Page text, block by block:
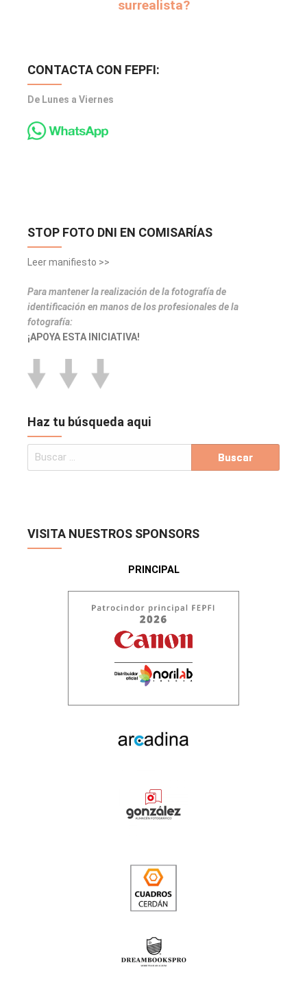
surrealista?
CONTACTA CON FEPFI:
De Lunes a Viernes
STOP FOTO DNI EN COMISARÍAS
Leer manifiesto >>
Para mantener la realización de la fotografía de
identificación en manos de los profesionales de la
fotografía:
¡APOYA ESTA INICIATIVA!
Haz tu búsqueda aqui
VISITA NUESTROS SPONSORS
PRINCIPAL